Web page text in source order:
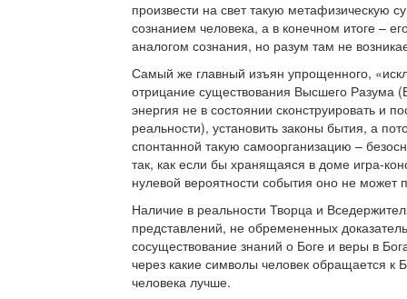
произвести на свет такую метафизическую
сознанием человека, а в конечном итоге –
аналогом сознания, но разум там не
Самый же главный изъян упрощенного,
отрицание существования Высшего Разума
энергия не в состоянии сконструировать и
реальности), установить законы бытия, а
спонтанной такую самоорганизацию –
так, как если бы хранящаяся в доме игра-
нулевой вероятности события оно не может
Наличие в реальности Творца и
представлений, не обремененных
сосуществование знаний о Боге и веры в
через какие символы человек обращается к
человека лучше.